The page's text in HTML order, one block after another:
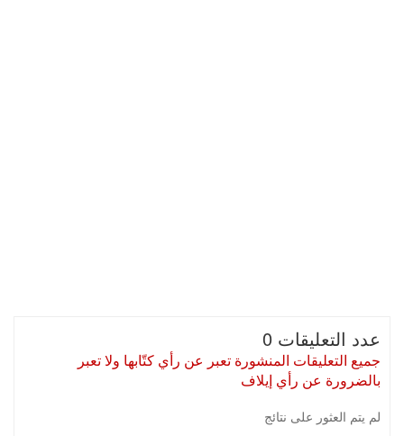
عدد التعليقات 0
جميع التعليقات المنشورة تعبر عن رأي كتّابها ولا تعبر
بالضرورة عن رأي إيلاف
لم يتم العثور على نتائج